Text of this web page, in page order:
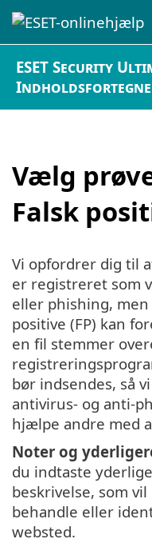
ESET Security
Vælg
Falsk
Vi opfordrer dig til
er registreret som
eller phishing, men
positive (FP) kan
en fil stemmer
bør indsendes, så
antivirus- og anti-
hjælpe andre med
Noter og
du indtaste
beskrivelse, som
behandle eller
websted.